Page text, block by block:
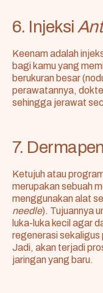
6. Injeksi
Keenam adalah
bagi kamu yang
berukuran besar
perawatannya,
sehingga jerawat
7. Dermapen
Ketujuh atau
merupakan sebuah
menggunakan alat
needle). Tujuannya
luka-luka kecil agar
regenerasi sekaligus
Jadi, akan terjadi
jaringan yang baru.